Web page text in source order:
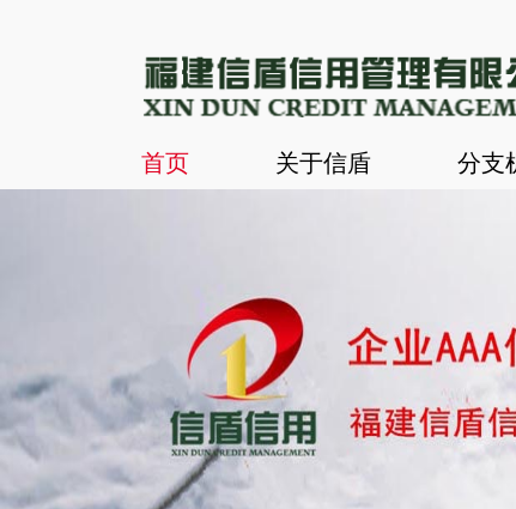
首页 关于信盾 分支